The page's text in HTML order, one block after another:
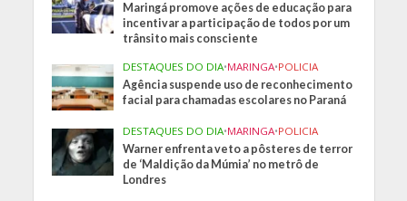
Maringá promove ações de educação para
incentivar a participação de todos por um
trânsito mais consciente
DESTAQUES DO DIA•MARINGA•POLICIA
Agência suspende uso de reconhecimento
facial para chamadas escolares no Paraná
DESTAQUES DO DIA•MARINGA•POLICIA
Warner enfrenta veto a pôsteres de terror
de ‘Maldição da Múmia’ no metrô de
Londres